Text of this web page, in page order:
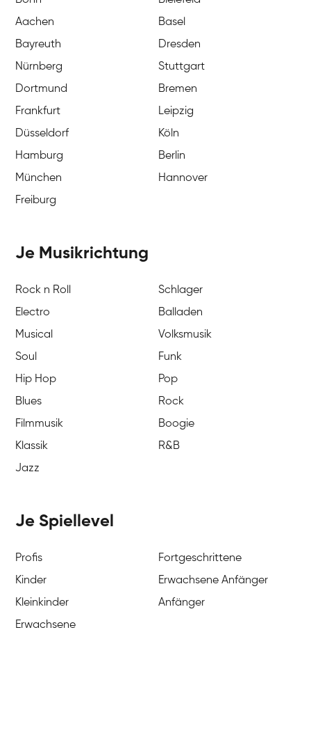
Aachen
Basel
Bayreuth
Dresden
Nürnberg
Stuttgart
Dortmund
Bremen
Frankfurt
Leipzig
Düsseldorf
Köln
Hamburg
Berlin
München
Hannover
Freiburg
Je Musikrichtung
Rock n Roll
Schlager
Electro
Balladen
Musical
Volksmusik
Soul
Funk
Hip Hop
Pop
Blues
Rock
Filmmusik
Boogie
Klassik
R&B
Jazz
Je Spiellevel
Profis
Fortgeschrittene
Kinder
Erwachsene Anfänger
Kleinkinder
Anfänger
Erwachsene